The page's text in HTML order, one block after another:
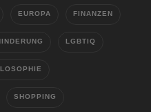
EUROPA FINANZEN
LGBTIQ
SHOPPING